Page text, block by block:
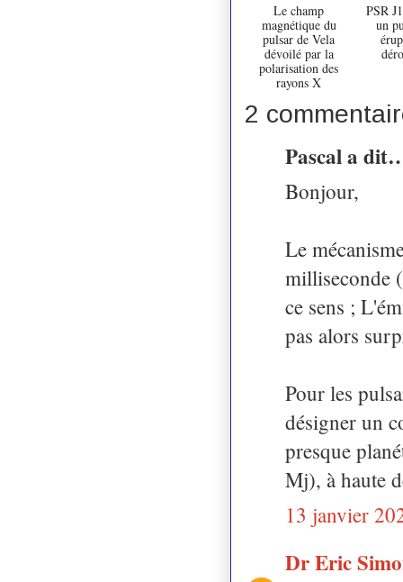
Le champ
magnétique du
pulsar de Vela
dévoilé par la
polarisation des
rayons X
PSR
un
2
Pascal a
Bonjour,
Le
milliseconde
ce sens ;
pas alors
Pour les
désigner un
presque
Mj), à haute
13 janvier
Dr Eric